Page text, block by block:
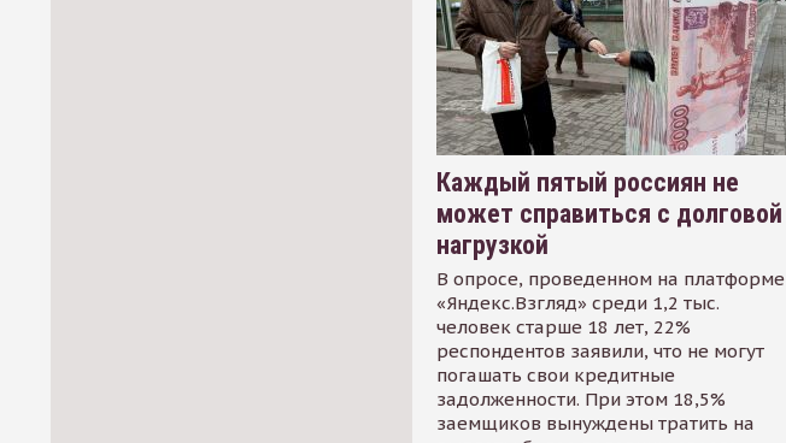
Каждый пятый россиян не
может справиться с долговой
нагрузкой
В опросе, проведенном на платформе
«Яндекс.Взгляд» среди 1,2 тыс.
человек старше 18 лет, 22%
респондентов заявили, что не могут
погашать свои кредитные
задолженности. При этом 18,5%
заемщиков вынуждены тратить на